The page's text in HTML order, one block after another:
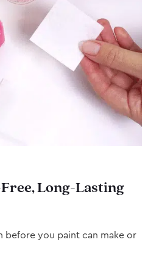
Long-Lasting
before you paint can make or